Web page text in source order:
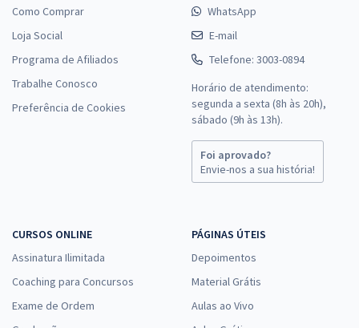
Como Comprar
Loja Social
Programa de Afiliados
Trabalhe Conosco
Preferência de Cookies
WhatsApp
E-mail
Telefone: 3003-0894
Horário de atendimento:
segunda a sexta (8h às 20h),
sábado (9h às 13h).
Foi aprovado?
Envie-nos a sua história!
CURSOS ONLINE
Assinatura Ilimitada
Coaching para Concursos
Exame de Ordem
PÁGINAS ÚTEIS
Depoimentos
Material Grátis
Aulas ao Vivo